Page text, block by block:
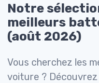
Notre
meilleurs
(août 2026)
Vous cherchez les
voiture ?